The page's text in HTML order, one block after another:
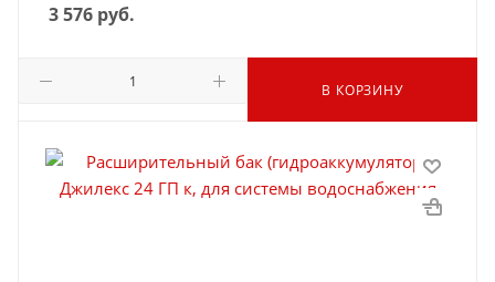
3 576 руб.
В КОРЗИНУ